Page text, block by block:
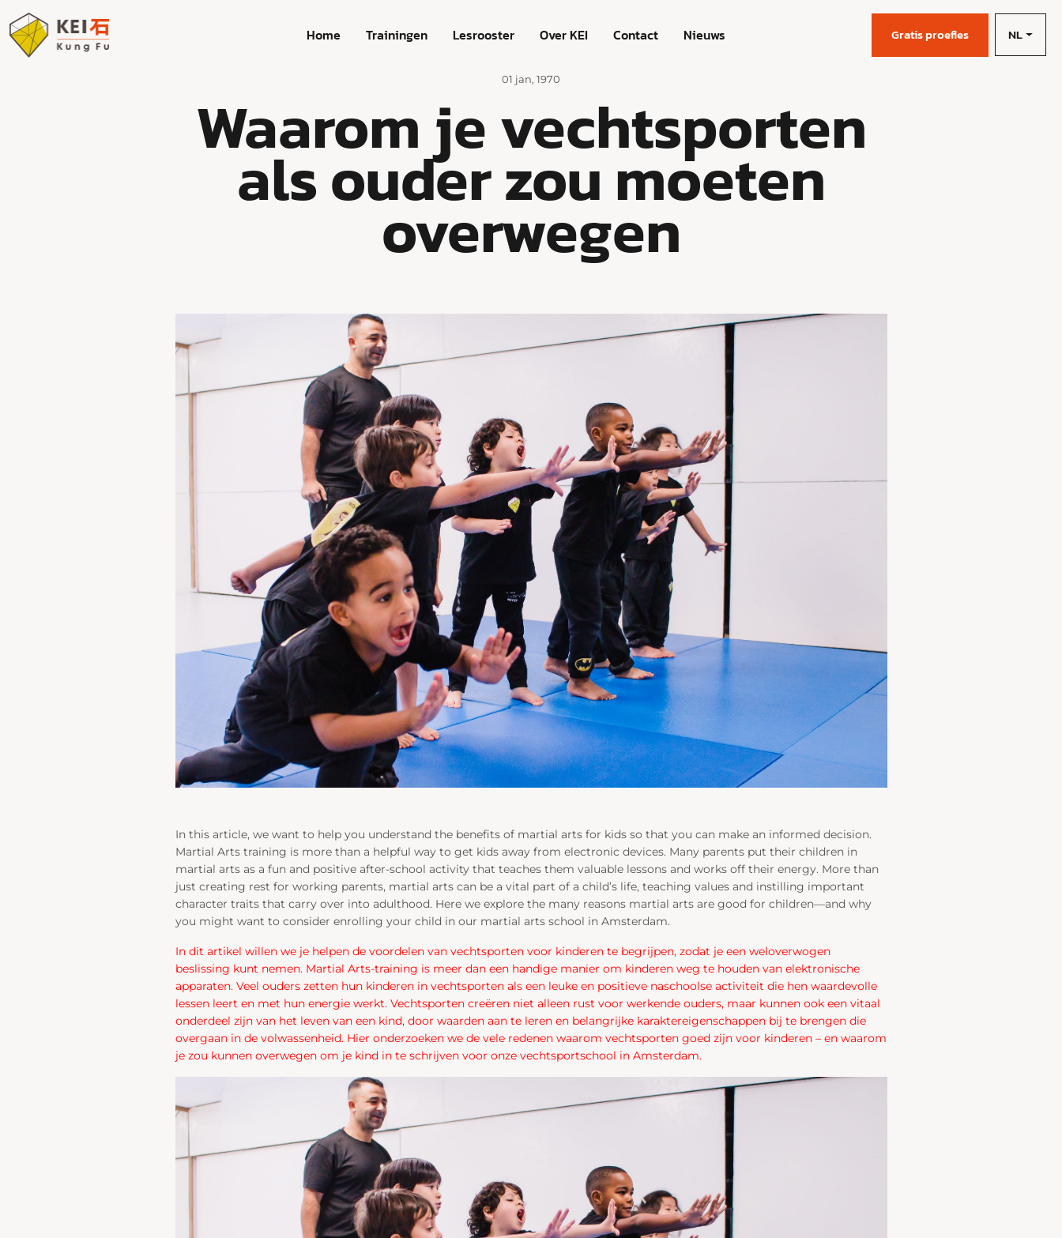
Home Trainingen Lesrooster Over KEI Contact Nieuws Gratis proefles NL
01 jan, 1970
Waarom je vechtsporten
als ouder zou moeten
overwegen
In this article, we want to help you understand the benefits of martial arts for kids so that you can make an informed decision.
Martial Arts training is more than a helpful way to get kids away from electronic devices. Many parents put their children in
martial arts as a fun and positive after-school activity that teaches them valuable lessons and works off their energy. More than
just creating rest for working parents, martial arts can be a vital part of a child’s life, teaching values and instilling important
character traits that carry over into adulthood. Here we explore the many reasons martial arts are good for children—and why
you might want to consider enrolling your child in our martial arts school in Amsterdam.
In dit artikel willen we je helpen de voordelen van vechtsporten voor kinderen te begrijpen, zodat je een weloverwogen
beslissing kunt nemen. Martial Arts-training is meer dan een handige manier om kinderen weg te houden van elektronische
apparaten. Veel ouders zetten hun kinderen in vechtsporten als een leuke en positieve naschoolse activiteit die hen waardevolle
lessen leert en met hun energie werkt. Vechtsporten creëren niet alleen rust voor werkende ouders, maar kunnen ook een vitaal
onderdeel zijn van het leven van een kind, door waarden aan te leren en belangrijke karaktereigenschappen bij te brengen die
overgaan in de volwassenheid. Hier onderzoeken we de vele redenen waarom vechtsporten goed zijn voor kinderen – en waarom
je zou kunnen overwegen om je kind in te schrijven voor onze vechtsportschool in Amsterdam.